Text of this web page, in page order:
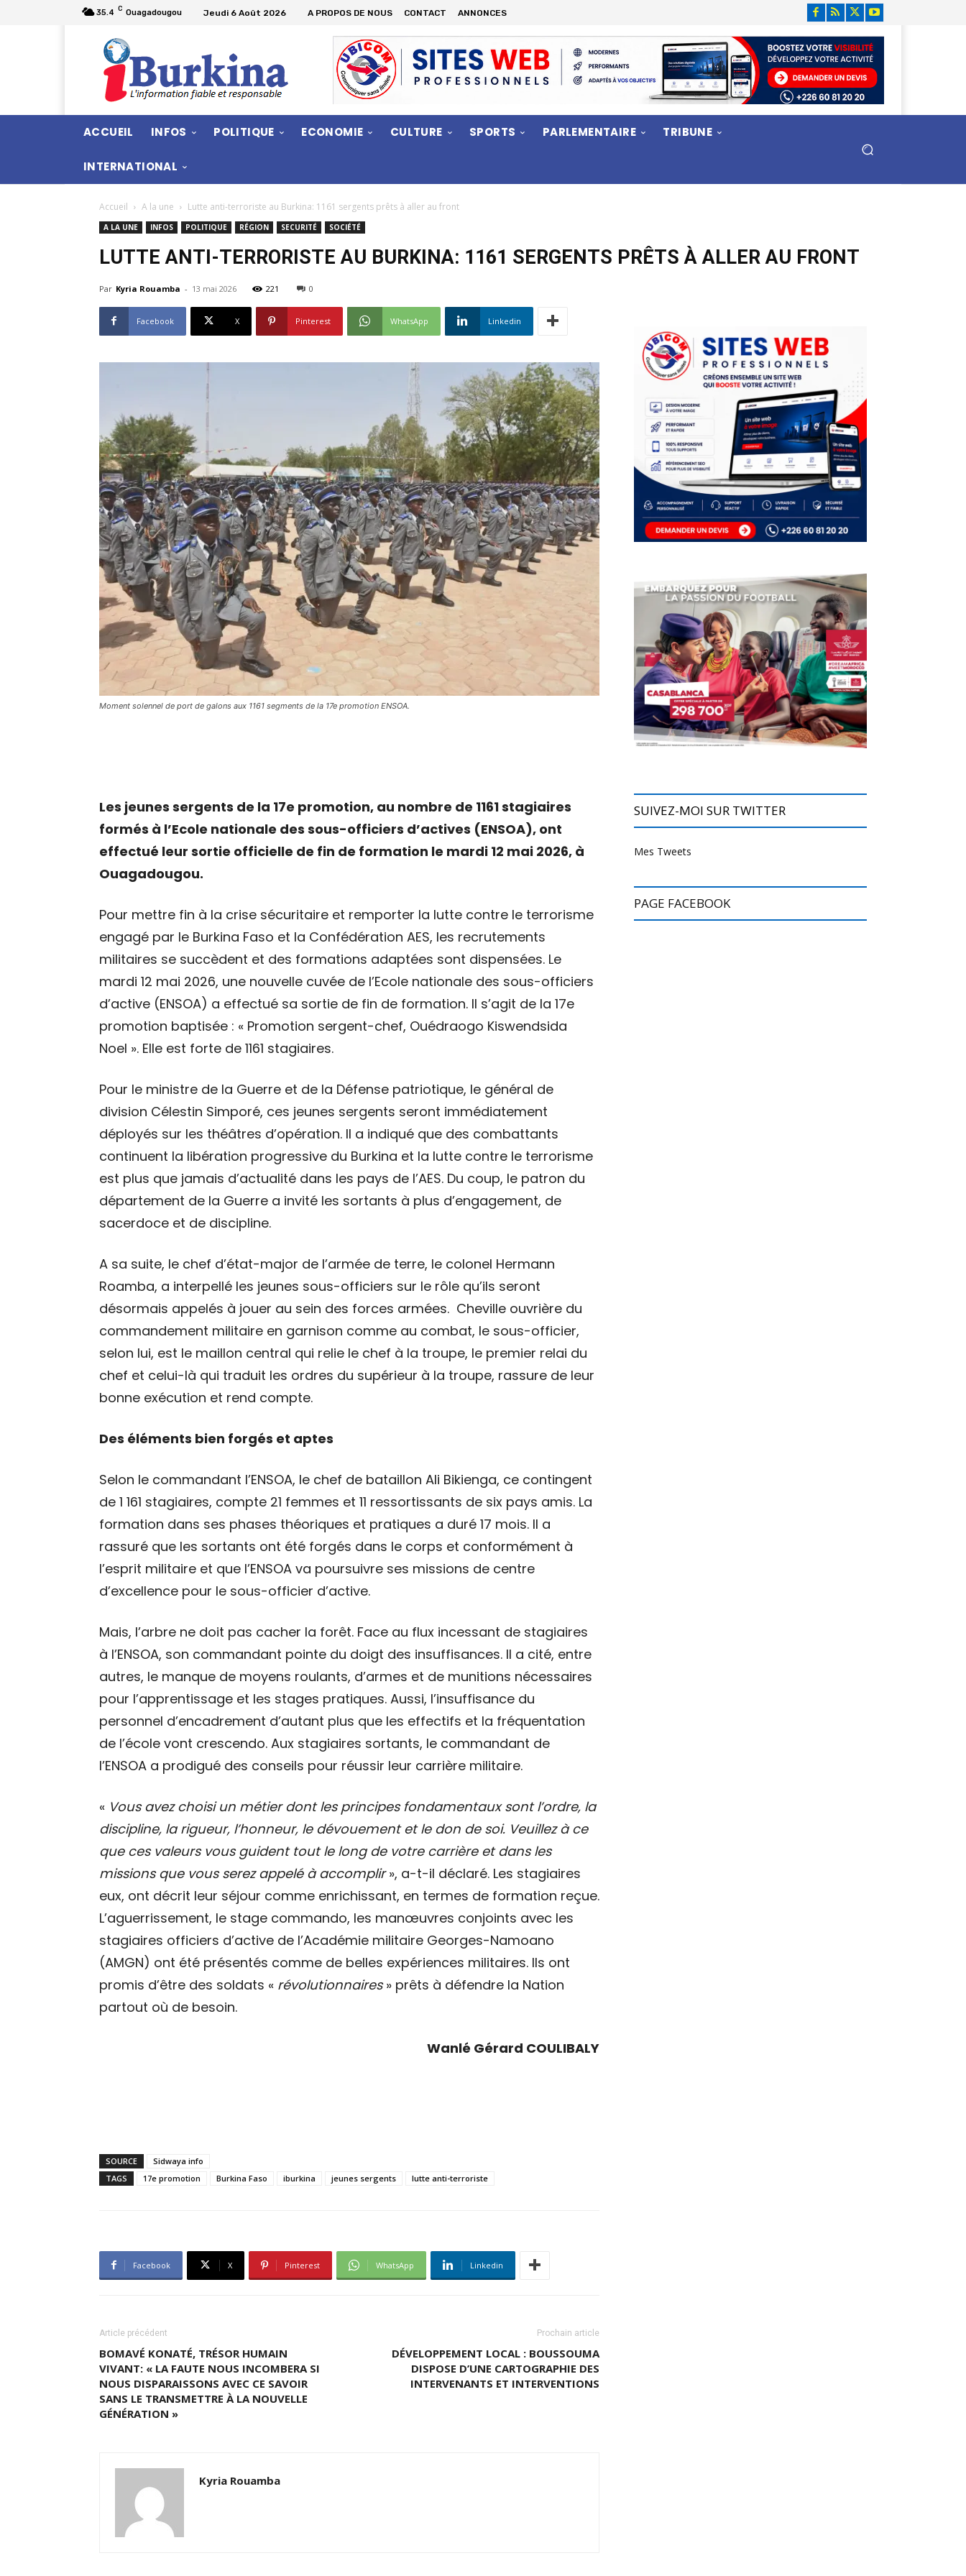
35.4 C Ouagadougou Jeudi 6 Août 2026 A PROPOS DE NOUS CONTACT ANNONCES
ACCUEIL INFOS POLITIQUE ECONOMIE CULTURE SPORTS PARLEMENTAIRE TRIBUNE
INTERNATIONAL
Accueil A la une Lutte anti-terroriste au Burkina: 1161 sergents prêts à aller au front
A LA UNE INFOS POLITIQUE RÉGION SECURITÉ SOCIÉTÉ
LUTTE ANTI-TERRORISTE AU BURKINA: 1161 SERGENTS PRÊTS À ALLER AU FRONT
Par Kyria Rouamba - 13 mai 2026 221 0
Facebook X Pinterest WhatsApp Linkedin
Moment solennel de port de galons aux 1161 segments de la 17e promotion ENSOA.
Les jeunes sergents de la 17e promotion, au nombre de 1161 stagiaires
formés à l’Ecole nationale des sous-officiers d’actives (ENSOA), ont
effectué leur sortie officielle de fin de formation le mardi 12 mai 2026, à
Ouagadougou.
Pour mettre fin à la crise sécuritaire et remporter la lutte contre le terrorisme
engagé par le Burkina Faso et la Confédération AES, les recrutements
militaires se succèdent et des formations adaptées sont dispensées. Le
mardi 12 mai 2026, une nouvelle cuvée de l’Ecole nationale des sous-officiers
d’active (ENSOA) a effectué sa sortie de fin de formation. Il s’agit de la 17e
promotion baptisée : « Promotion sergent-chef, Ouédraogo Kiswendsida
Noel ». Elle est forte de 1161 stagiaires.
Pour le ministre de la Guerre et de la Défense patriotique, le général de
division Célestin Simporé, ces jeunes sergents seront immédiatement
déployés sur les théâtres d’opération. Il a indiqué que des combattants
continuent la libération progressive du Burkina et la lutte contre le terrorisme
est plus que jamais d’actualité dans les pays de l’AES. Du coup, le patron du
département de la Guerre a invité les sortants à plus d’engagement, de
sacerdoce et de discipline.
A sa suite, le chef d’état-major de l’armée de terre, le colonel Hermann
Roamba, a interpellé les jeunes sous-officiers sur le rôle qu’ils seront
désormais appelés à jouer au sein des forces armées. Cheville ouvrière du
commandement militaire en garnison comme au combat, le sous-officier,
selon lui, est le maillon central qui relie le chef à la troupe, le premier relai du
chef et celui-là qui traduit les ordres du supérieur à la troupe, rassure de leur
bonne exécution et rend compte.
Des éléments bien forgés et aptes
Selon le commandant l’ENSOA, le chef de bataillon Ali Bikienga, ce contingent
de 1 161 stagiaires, compte 21 femmes et 11 ressortissants de six pays amis. La
formation dans ses phases théoriques et pratiques a duré 17 mois. Il a
rassuré que les sortants ont été forgés dans le corps et conformément à
l’esprit militaire et que l’ENSOA va poursuivre ses missions de centre
d’excellence pour le sous-officier d’active.
Mais, l’arbre ne doit pas cacher la forêt. Face au flux incessant de stagiaires
à l’ENSOA, son commandant pointe du doigt des insuffisances. Il a cité, entre
autres, le manque de moyens roulants, d’armes et de munitions nécessaires
pour l’apprentissage et les stages pratiques. Aussi, l’insuffisance du
personnel d’encadrement d’autant plus que les effectifs et la fréquentation
de l’école vont crescendo. Aux stagiaires sortants, le commandant de
l’ENSOA a prodigué des conseils pour réussir leur carrière militaire.
« Vous avez choisi un métier dont les principes fondamentaux sont l’ordre, la
discipline, la rigueur, l’honneur, le dévouement et le don de soi. Veuillez à ce
que ces valeurs vous guident tout le long de votre carrière et dans les
missions que vous serez appelé à accomplir», a-t-il déclaré. Les stagiaires
eux, ont décrit leur séjour comme enrichissant, en termes de formation reçue.
L’aguerrissement, le stage commando, les manœuvres conjoints avec les
stagiaires officiers d’active de l’Académie militaire Georges-Namoano
(AMGN) ont été présentés comme de belles expériences militaires. Ils ont
promis d’être des soldats « révolutionnaires» prêts à défendre la Nation
partout où de besoin.
Wanlé Gérard COULIBALY
SOURCE
Sidwaya info
TAGS
17e promotion Burkina Faso iburkina jeunes sergents lutte anti-terroriste
Facebook X Pinterest WhatsApp Linkedin
Article précédent
BOMAVÉ KONATÉ, TRÉSOR HUMAIN
VIVANT: « LA FAUTE NOUS INCOMBERA SI
NOUS DISPARAISSONS AVEC CE SAVOIR
SANS LE TRANSMETTRE À LA NOUVELLE
GÉNÉRATION »
Prochain article
DÉVELOPPEMENT LOCAL : BOUSSOUMA
DISPOSE D’UNE CARTOGRAPHIE DES
INTERVENANTS ET INTERVENTIONS
Kyria Rouamba
SUIVEZ-MOI SUR TWITTER
Mes Tweets
PAGE FACEBOOK